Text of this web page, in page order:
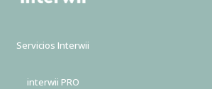
Servicios Interwii
interwii PRO